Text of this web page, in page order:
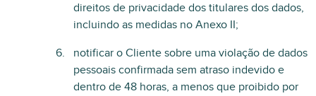
direitos de privacidade dos titulares dos dados,
incluindo as medidas no Anexo II;
notificar o Cliente sobre uma violação de dados
pessoais confirmada sem atraso indevido e
dentro de 48 horas, a menos que proibido por